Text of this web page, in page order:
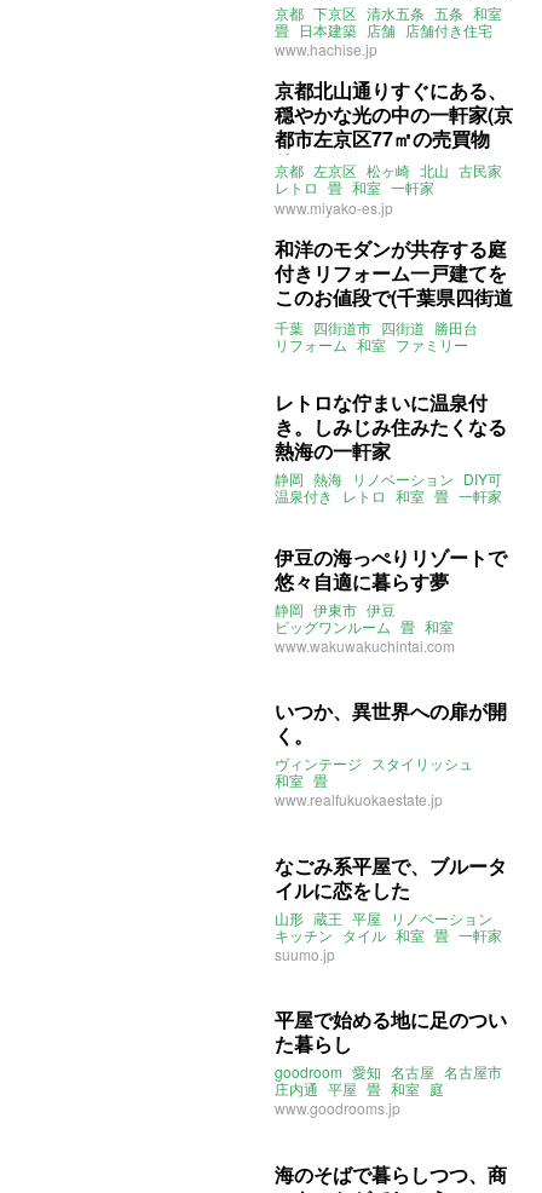
京都 下京区 清水五条 五条 和室
畳 日本建築 店舗 店舗付き住宅
事務所 ライター：葱山紫蘇子
www.hachise.jp
京都北山通りすぐにある、
穏やかな光の中の一軒家(京
都市左京区77㎡の売買物
件)
京都 左京区 松ヶ崎 北山 古民家
レトロ 畳 和室 一軒家
リノベーション みやこエステート
売買
www.miyako-es.jp
和洋のモダンが共存する庭
付きリフォーム一戸建てを
このお値段で(千葉県四街道
市65㎡の賃貸・売買物件)
千葉 四街道市 四街道 勝田台
リフォーム 和室 ファミリー
レトロな佇まいに温泉付
き。しみじみ住みたくなる
熱海の一軒家
静岡 熱海 リノベーション DIY可
温泉付き
レトロ 和室 畳 一軒家
伊豆の海っぺりリゾートで
悠々自適に暮らす夢
静岡 伊東市 伊豆
ビッグワンルーム 畳 和室
リゾートマンション 海っぺり
www.wakuwakuchintai.com
いつか、異世界への扉が開
く。
ヴィンテージ
スタイリッシュ
和室 畳
www.realfukuokaestate.jp
なごみ系平屋で、ブルータ
イルに恋をした
山形 蔵王 平屋
リノベーション
キッチン タイル 和室 畳 一軒家
山形市 2021年9月のおすすめ
suumo.jp
平屋で始める地に足のつい
た暮らし
goodroom 愛知 名古屋 名古屋市
庄内通 平屋 畳 和室 庭
www.goodrooms.jp
海のそばで暮らしつつ、商